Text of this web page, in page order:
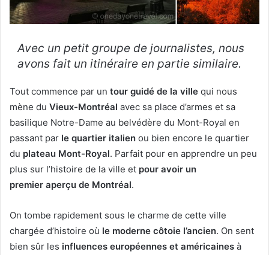
Avec un petit groupe de journalistes, nous
avons fait un itinéraire en partie similaire.
Tout commence par un tour guidé de la ville qui nous
mène du Vieux-Montréal avec sa place d’armes et sa
basilique Notre-Dame au belvédère du Mont-Royal en
passant par le quartier italien ou bien encore le quartier
du plateau Mont-Royal. Parfait pour en apprendre un peu
plus sur l’histoire de la ville et pour avoir un
premier aperçu de Montréal.
On tombe rapidement sous le charme de cette ville
chargée d’histoire où le moderne côtoie l’ancien. On sent
bien sûr les influences européennes et américaines à